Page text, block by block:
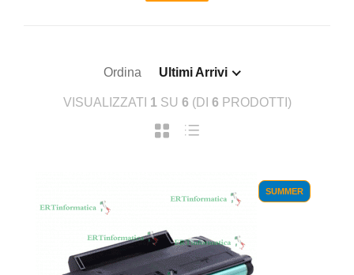
Ordina Ultimi Arrivi
VISUALIZZATI 1 SU 6 (DI 6 PRODOTTI)
SUMMER